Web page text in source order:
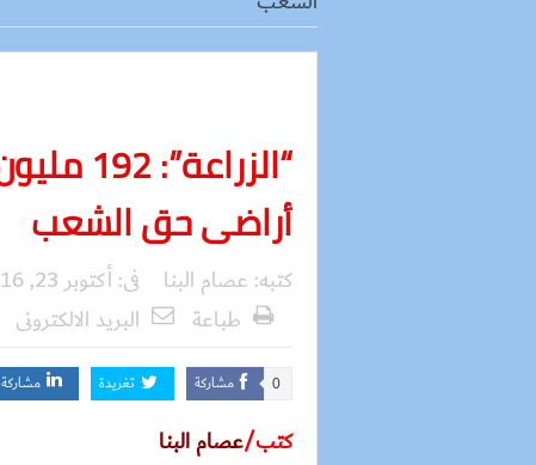
أراضى حق الشعب
كتبه: عصام البنا فى:أكتوبر 23, 2016
طباعة
البريد الالكترونى
مشاركة 0 تغريدة مشاركة
كتب/عصام البنا